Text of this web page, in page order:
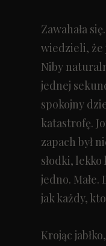
Zawahała
wiedzieli, że
Niby
jednej
spokojny
katastrofę.
zapach był
słodki,
jedno. Małe.
jak każdy,
Krojąc